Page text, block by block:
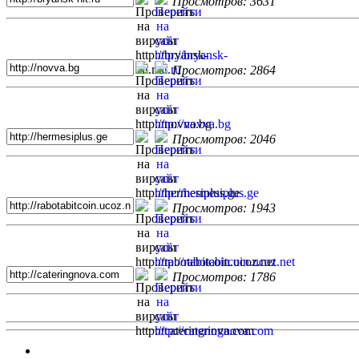
Просмотров: 2864
Просмотров: 2046
Просмотров: 1943
Просмотров: 1786